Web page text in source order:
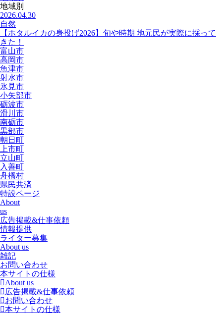
地域別
2026.04.30
自然
【ホタルイカの身投げ2026】旬や時期 地元民が実際に採って
きた！
富山市
高岡市
魚津市
射水市
氷見市
小矢部市
砺波市
滑川市
南砺市
黒部市
朝日町
上市町
立山町
入善町
舟橋村
県民共済
特設ページ
About
us
広告掲載&仕事依頼
情報提供
ライター募集
About us
雑記
お問い合わせ
本サイトの仕様
About us
広告掲載&仕事依頼
お問い合わせ
本サイトの仕様